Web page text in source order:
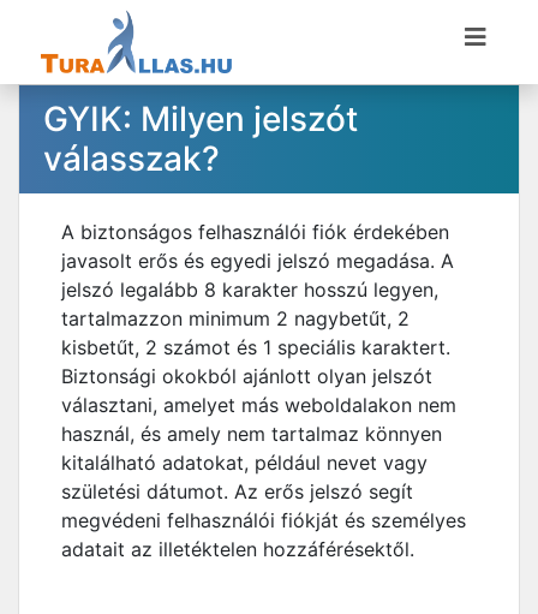
GYIK: Milyen jelszót
válasszak?
A biztonságos felhasználói fiók érdekében
javasolt erős és egyedi jelszó megadása. A
jelszó legalább 8 karakter hosszú legyen,
tartalmazzon minimum 2 nagybetűt, 2
kisbetűt, 2 számot és 1 speciális karaktert.
Biztonsági okokból ajánlott olyan jelszót
választani, amelyet más weboldalakon nem
használ, és amely nem tartalmaz könnyen
kitalálható adatokat, például nevet vagy
születési dátumot. Az erős jelszó segít
megvédeni felhasználói fiókját és személyes
adatait az illetéktelen hozzáférésektől.